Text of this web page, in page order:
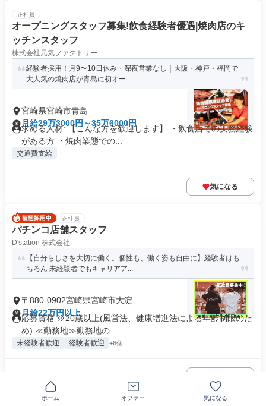
正社員
オープニングスタッフ募集!飲食経験者優遇|焼肉店のキ
ッチンスタッフ
株式会社元気ファクトリー
経験者採用！月9〜10日休み・深夜営業なし｜大阪・神戸・福岡で
大人気の焼肉店が青島に初オー...
宮崎県宮崎市青島
月給29万3000円～35万6000円
求める人材: 【こんな方を歓迎します】 ・飲食店での実務経験
がある方 ・焼肉業態での...
交通費支給
気になる
正社員
パチンコ店舗スタッフ
D'station 株式会社
【自分らしさを大切に働く。個性も、働く姿も自由に】経験者はも
ちろん 未経験者でもキャリアア...
〒880-0902宮崎県宮崎市大淀
月給22万円以上
応募資格 ※20歳以上(風営法、健康増進法による年齢制限のた
め) ≪勤務地≫勤務地の...
未経験者歓迎 経験者歓迎 +6個
ホーム オファー 気になる